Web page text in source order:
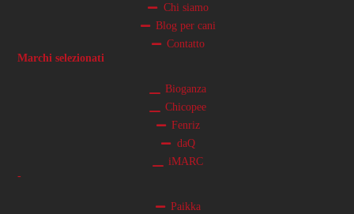
Chi siamo
Blog per cani
Contatto
Marchi selezionati
Bioganza
Chicopee
Fenriz
daQ
iMARC
-
Paikka